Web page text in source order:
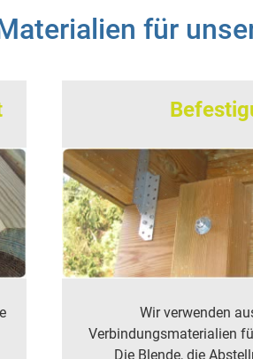
für
Wir verwenden
Verbindungsmaterialien
Die Blende, die